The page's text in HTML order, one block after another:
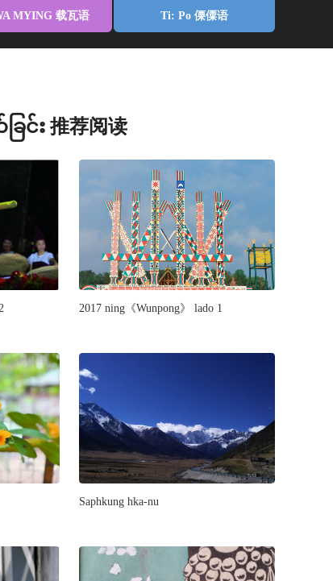
MYING 载瓦语 Ti: Po 傈僳语
င်း 推荐阅读
2017 ning《Wunpong》 lado 1
Saphkung hka-nu